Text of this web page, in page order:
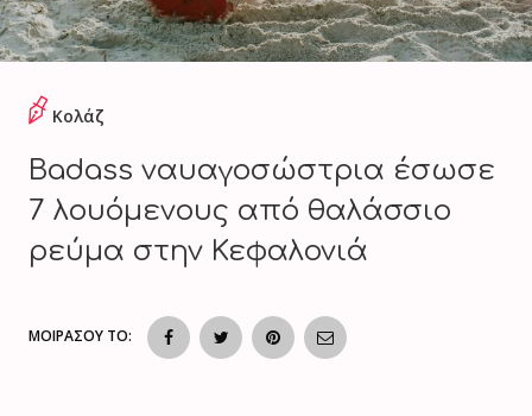
Κολάζ
Badass ναυαγοσώστρια έσωσε
7 λουόμενους από θαλάσσιο
ρεύμα στην Κεφαλονιά
ΜΟΙΡΑΣΟΥ ΤΟ: